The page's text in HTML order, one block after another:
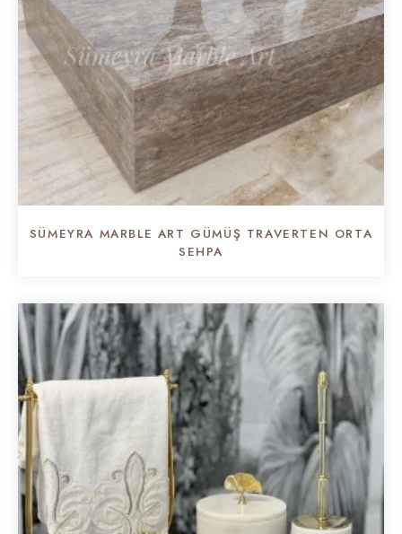
SÜMEYRA MARBLE ART GÜMÜŞ TRAVERTEN ORTA
SEHPA